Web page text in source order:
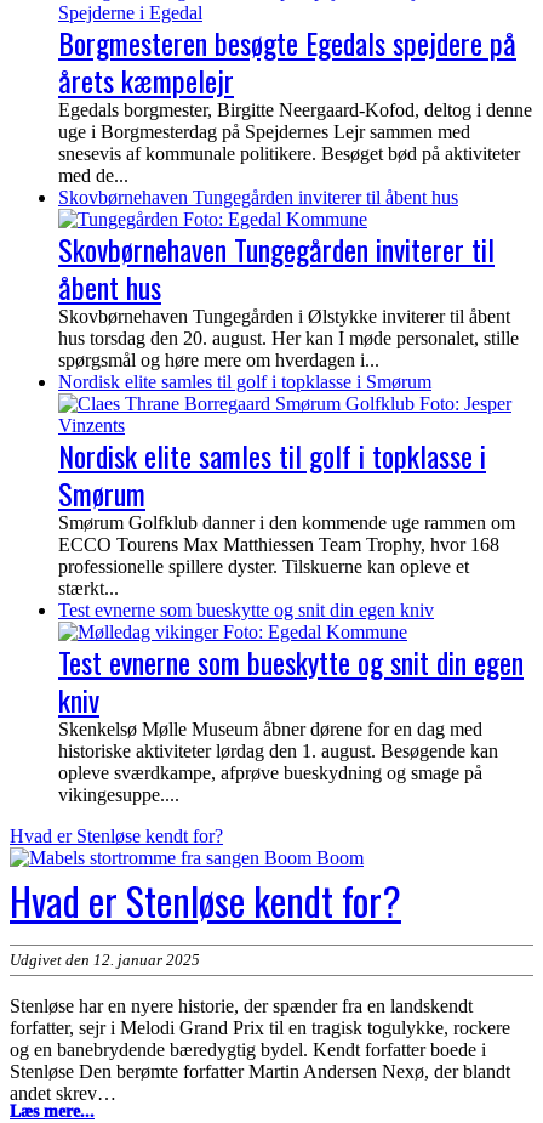
Borgmesteren besøgte Egedals spejdere på
årets kæmpelejr
Egedals borgmester, Birgitte Neergaard-Kofod, deltog i denne
uge i Borgmesterdag på Spejdernes Lejr sammen med
snesevis af kommunale politikere. Besøget bød på aktiviteter
med de...
Skovbørnehaven Tungegården inviterer til åbent hus
Skovbørnehaven Tungegården inviterer til
åbent hus
Skovbørnehaven Tungegården i Ølstykke inviterer til åbent
hus torsdag den 20. august. Her kan I møde personalet, stille
spørgsmål og høre mere om hverdagen i...
Nordisk elite samles til golf i topklasse i Smørum
Nordisk elite samles til golf i topklasse i
Smørum
Smørum Golfklub danner i den kommende uge rammen om
ECCO Tourens Max Matthiessen Team Trophy, hvor 168
professionelle spillere dyster. Tilskuerne kan opleve et
stærkt...
Test evnerne som bueskytte og snit din egen kniv
Test evnerne som bueskytte og snit din egen
kniv
Skenkelsø Mølle Museum åbner dørene for en dag med
historiske aktiviteter lørdag den 1. august. Besøgende kan
opleve sværdkampe, afprøve bueskydning og smage på
vikingesuppe....
EgedalPosten
Hvad er Stenløse kendt for?
Hvad er Stenløse kendt for?
Udgivet den 12. januar 2025
Stenløse har en nyere historie, der spænder fra en landskendt
forfatter, sejr i Melodi Grand Prix til en tragisk togulykke, rockere
og en banebrydende bæredygtig bydel. Kendt forfatter boede i
Stenløse Den berømte forfatter Martin Andersen Nexø, der blandt
andet skrev…
Læs mere...Hvad